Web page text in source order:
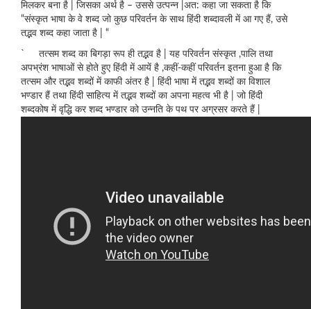
मिलकर बना है | जिसका अर्थ है – उससे उत्पन्न |अत: कहा जा सकता है कि
“संस्कृत भाषा के वे शब्द जो कुछ परिवर्तन के साथ हिंदी शब्दावली में आ गए हैं, उसे
तद्भव शब्द कहा जाता है | “
` तत्सम शब्द का बिगड़ा रूप ही तद्भव है | यह परिवर्तन संस्कृत ,पालि तथा
अपभ्रंश भाषाओं से होते हुए हिंदी में आयें है ,कहीं-कहीं परिवर्तन इतना हुआ है कि
तत्सम और तद्भव शब्दों में काफी अंतर है | हिंदी भाषा में तद्भव शब्दों का विशाल
भण्डार हैं तथा हिंदी साहित्य में तद्भव शब्दों का अपना महत्व भी है | जो हिंदी
शब्दकोष में वृद्धि कर शब्द भण्डार को उन्नति के पथ पर अग्रसर करते हैं |